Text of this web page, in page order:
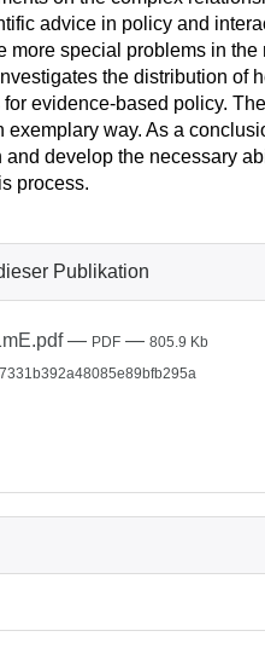
advice in policy and
more special problems in
the distribution of
evidence-based policy.
exemplary way. As a
and develop the necessary
process.
Publikation
— PDF — 805.9 Kb